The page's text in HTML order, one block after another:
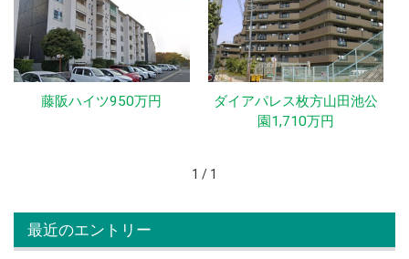
藤阪ハイツ950万円
ダイアパレス枚方山田池公
園1,710万円
1 / 1
最近のエントリー